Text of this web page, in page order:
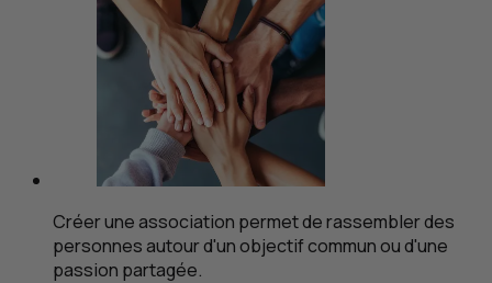
Créer une association permet de rassembler des
personnes autour d'un objectif commun ou d'une
passion partagée.